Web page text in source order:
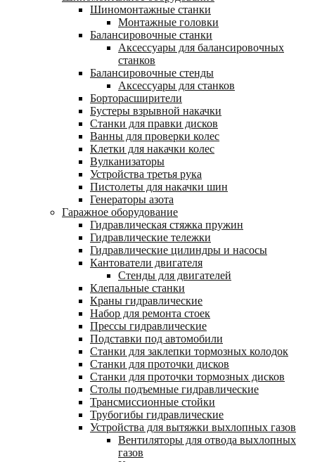
Шиномонтажные станки
Монтажные головки
Балансировочные станки
Аксессуары для балансировочных
станков
Балансировочные стенды
Аксессуары для станков
Борторасширители
Бустеры взрывной накачки
Станки для правки дисков
Ванны для проверки колес
Клетки для накачки колес
Вулканизаторы
Устройства третья рука
Пистолеты для накачки шин
Генераторы азота
Гаражное оборудование
Гидравлическая стяжка пружин
Гидравлические тележки
Гидравлические цилиндры и насосы
Кантователи двигателя
Стенды для двигателей
Клепальные станки
Краны гидравлические
Набор для ремонта стоек
Прессы гидравлические
Подставки под автомобили
Станки для заклепки тормозных колодок
Станки для проточки дисков
Станки для проточки тормозных дисков
Столы подъемные гидравлические
Трансмиссионные стойки
Трубогибы гидравлические
Устройства для вытяжки выхлопных газов
Вентиляторы для отвода выхлопных
газов